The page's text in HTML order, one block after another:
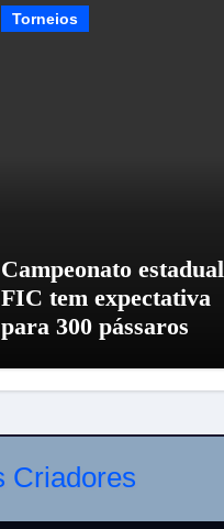
Torneios
Campeonato estadual
FIC tem expectativa
para 300 pássaros